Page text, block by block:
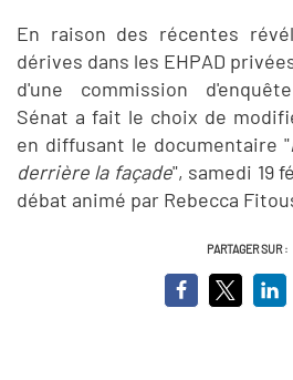
En raison des récentes
dérives dans les EHPAD
d'une commission
Sénat a fait le choix de
en diffusant le documentaire "
derrière la façade", samedi 19
débat animé par Rebecca
PARTAGER SUR :